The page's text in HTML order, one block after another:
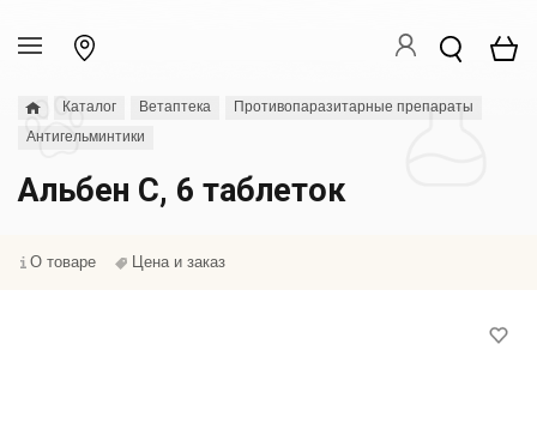
Каталог Ветаптека
Противопаразитарные препараты
Антигельминтики
Альбен С, 6 таблеток
О товаре Цена и заказ